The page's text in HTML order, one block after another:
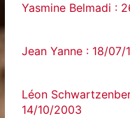
Yasmine Belmadi :
Jean Yanne : 18/
Léon
14/10/2003